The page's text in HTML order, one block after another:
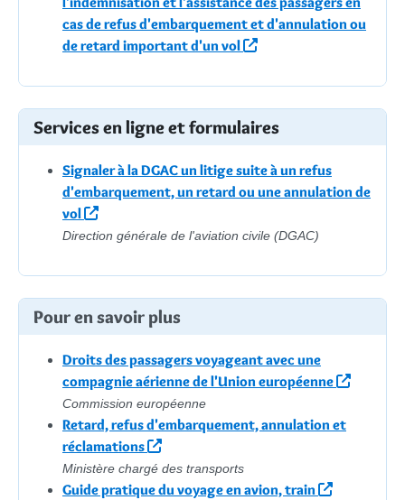
cas de refus d'embarquement et d'annulation ou
de retard important d'un vol
Services en ligne et formulaires
Signaler à la DGAC un litige suite à un refus
d'embarquement, un retard ou une annulation de
vol
Direction générale de l'aviation civile (DGAC)
Pour en savoir plus
Droits des passagers voyageant avec une
compagnie aérienne de l'Union européenne
Commission européenne
Retard, refus d'embarquement, annulation et
réclamations
Ministère chargé des transports
Guide pratique du voyage en avion, train